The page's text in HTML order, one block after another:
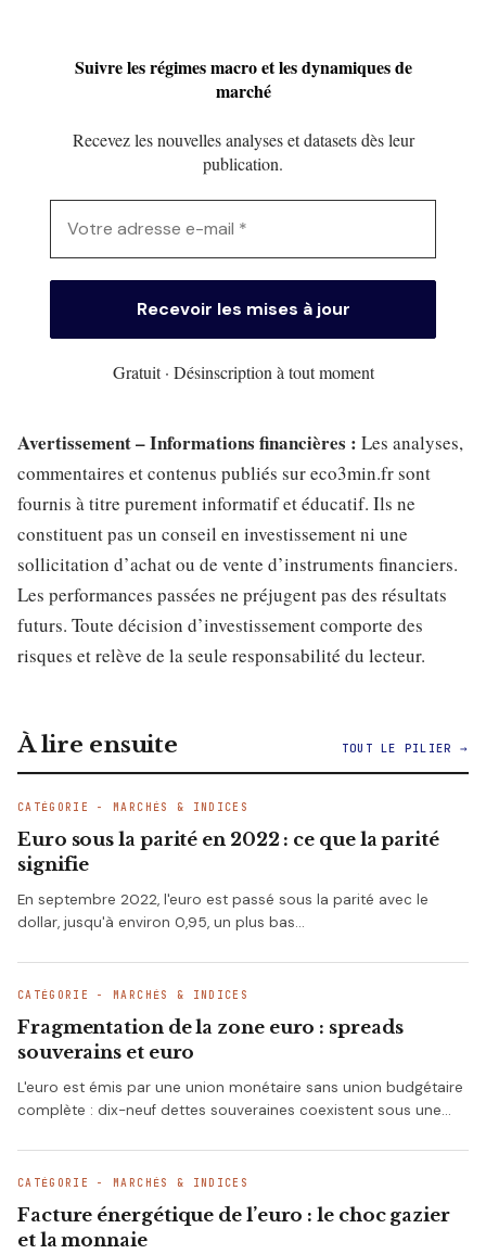
Suivre les régimes macro et les dynamiques de
marché
Recevez les nouvelles analyses et datasets dès leur
publication.
Gratuit · Désinscription à tout moment
Avertissement – Informations financières : Les analyses,
commentaires et contenus publiés sur eco3min.fr sont
fournis à titre purement informatif et éducatif. Ils ne
constituent pas un conseil en investissement ni une
sollicitation d’achat ou de vente d’instruments financiers.
Les performances passées ne préjugent pas des résultats
futurs. Toute décision d’investissement comporte des
risques et relève de la seule responsabilité du lecteur.
À lire ensuite TOUT LE PILIER →
CATÉGORIE - MARCHÉS & INDICES
Euro sous la parité en 2022 : ce que la parité
signifie
En septembre 2022, l'euro est passé sous la parité avec le
dollar, jusqu'à environ 0,95, un plus bas…
CATÉGORIE - MARCHÉS & INDICES
Fragmentation de la zone euro : spreads
souverains et euro
L'euro est émis par une union monétaire sans union budgétaire
complète : dix-neuf dettes souveraines coexistent sous une…
CATÉGORIE - MARCHÉS & INDICES
Facture énergétique de l’euro : le choc gazier
et la monnaie